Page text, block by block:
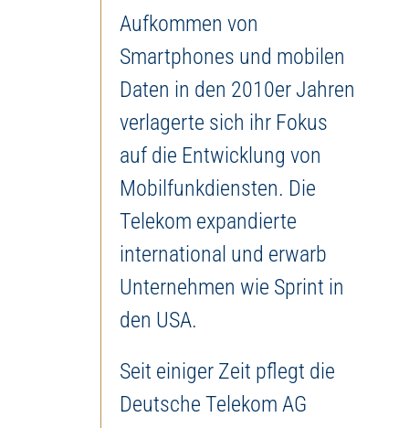
Aufkommen von
Smartphones und mobilen
Daten in den 2010er Jahren
verlagerte sich ihr Fokus
auf die Entwicklung von
Mobilfunkdiensten. Die
Telekom expandierte
international und erwarb
Unternehmen wie Sprint in
den USA.
Seit einiger Zeit pflegt die
Deutsche Telekom AG